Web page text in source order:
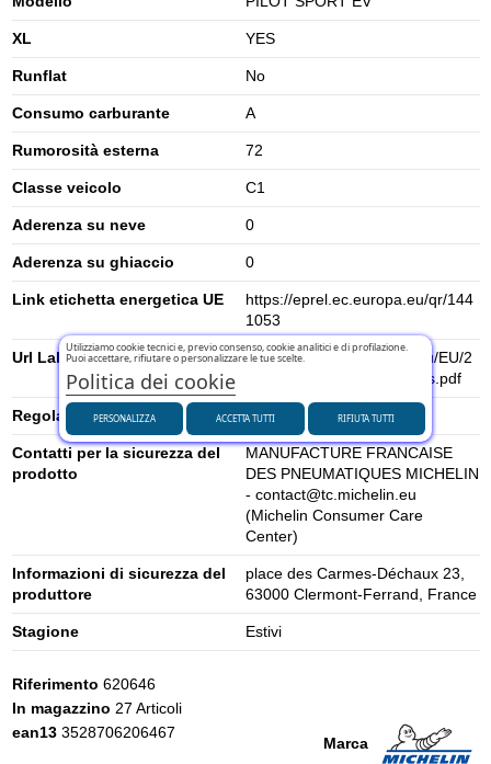
XL YES
Runflat No
Consumo carburante A
Rumorosità esterna 72
Classe veicolo C1
Aderenza su neve 0
Aderenza su ghiaccio 0
Link etichetta energetica UE
https://eprel.ec.europa.eu/qr/144
1053
Url Label
https://www.tyrelabelling.eu/EU/2
020-740/es/620646_fcs_es.pdf
Regolamento UE (2020/740) 2020/740
Contatti per la sicurezza del
prodotto
MANUFACTURE FRANCAISE
DES PNEUMATIQUES MICHELIN
- contact@tc.michelin.eu
(Michelin Consumer Care
Center)
Informazioni di sicurezza del
produttore
place des Carmes-Déchaux 23,
63000 Clermont-Ferrand, France
Stagione Estivi
Marca
Riferimento 620646
In magazzino 27 Articoli
ean13 3528706206467
Utilizziamo cookie tecnici e, previo consenso, cookie analitici e di profilazione.
Puoi accettare, rifiutare o personalizzare le tue scelte.
Politica dei cookie
PERSONALIZZA RIFIUTA TUTTI
ACCETTA TUTTI